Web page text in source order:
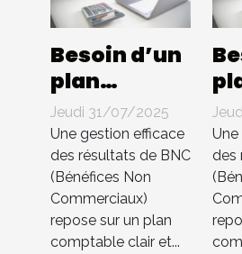
Besoin d’un
plan
comptable
pour BNC ?
Compta 4
You
s’occupe de
tout !
Jeudi 31/07/2025
Une gestion efficace
des résultats de BNC
(Bénéfices Non
Commerciaux)
repose sur un plan
comptable clair et...
des